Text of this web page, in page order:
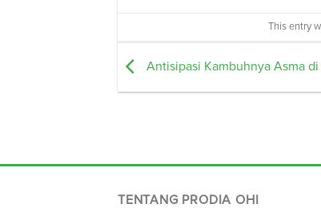
This entry
Antisipasi Kambuhnya Asma di
TENTANG PRODIA OHI